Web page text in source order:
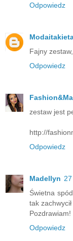
Odpowiedz
Fajny
Odpowiedz
zestaw jest
http://
Odpowiedz
Madellyn
Świetna
tak
Pozdrawiam!
Odpowiedz